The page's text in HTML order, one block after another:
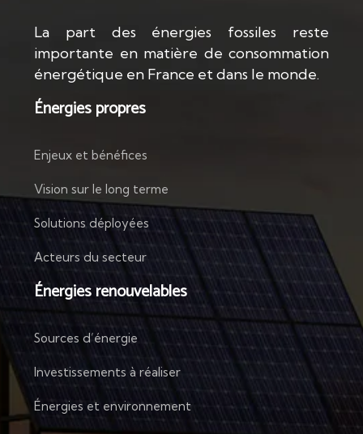
La part des énergies fossiles reste
importante en matière de consommation
énergétique en France et dans le monde.
Énergies propres
Enjeux et bénéfices
Vision sur le long terme
Solutions déployées
Acteurs du secteur
Énergies renouvelables
Sources d’énergie
Investissements à réaliser
Énergies et environnement